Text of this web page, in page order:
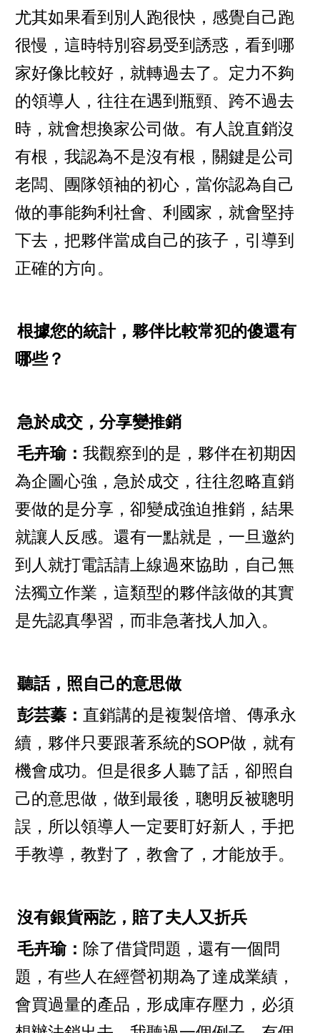
尤其如果看到別人跑很快，感覺自己跑
很慢，這時特別容易受到誘惑，看到哪
家好像比較好，就轉過去了。定力不夠
的領導人，往往在遇到瓶頸、跨不過去
時，就會想換家公司做。有人說直銷沒
有根，我認為不是沒有根，關鍵是公司
老闆、團隊領袖的初心，當你認為自己
做的事能夠利社會、利國家，就會堅持
下去，把夥伴當成自己的孩子，引導到
正確的方向。
根據您的統計，夥伴比較常犯的傻還有
哪些？
急於成交，分享變推銷
毛卉瑜： 我觀察到的是，夥伴在初期因
為企圖心強，急於成交，往往忽略直銷
要做的是分享，卻變成強迫推銷，結果
就讓人反感。還有一點就是，一旦邀約
到人就打電話請上線過來協助，自己無
法獨立作業，這類型的夥伴該做的其實
是先認真學習，而非急著找人加入。
聽話，照自己的意思做
彭芸蓁： 直銷講的是複製倍增、傳承永
續，夥伴只要跟著系統的SOP做，就有
機會成功。但是很多人聽了話，卻照自
己的意思做，做到最後，聰明反被聰明
誤，所以領導人一定要盯好新人，手把
手教導，教對了，教會了，才能放手。
沒有銀貨兩訖，賠了夫人又折兵
毛卉瑜： 除了借貸問題，還有一個問
題，有些人在經營初期為了達成業績，
會買過量的產品，形成庫存壓力，必須